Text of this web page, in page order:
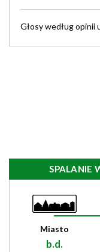
Głosy wedługopinii
SPALANIE
Miasto
b.d.